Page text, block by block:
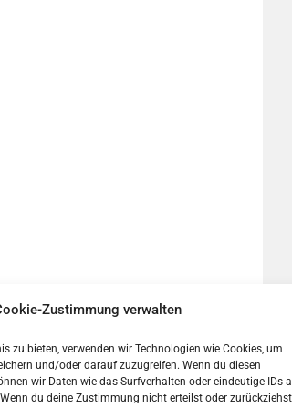
Zustimmung verwalten
zu bieten, verwenden wir Technologien wie Cookies, um
und/oder darauf zuzugreifen. Wenn du diesen
wir Daten wie das Surfverhalten oder eindeutige IDs
du deine Zustimmung nicht erteilst oder